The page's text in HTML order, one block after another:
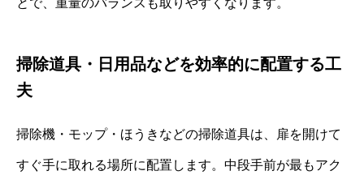
とで、重量のバランスも取りやすくなります。
掃除道具・日用品などを効率的に配置する工
夫
掃除機・モップ・ほうきなどの掃除道具は、扉を開けて
すぐ手に取れる場所に配置します。中段手前が最もアク